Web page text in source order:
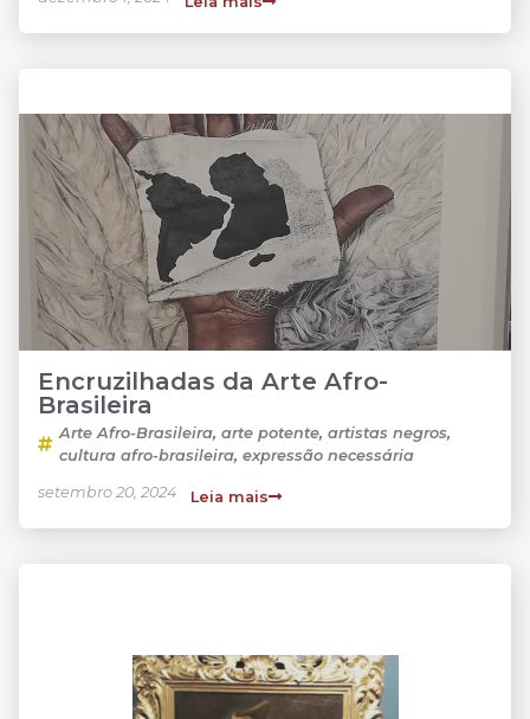
Encruzilhadas da Arte Afro-
Brasileira
Arte Afro-Brasileira, arte potente, artistas negros,
cultura afro-brasileira, expressão necessária
setembro 20, 2024 Leia mais